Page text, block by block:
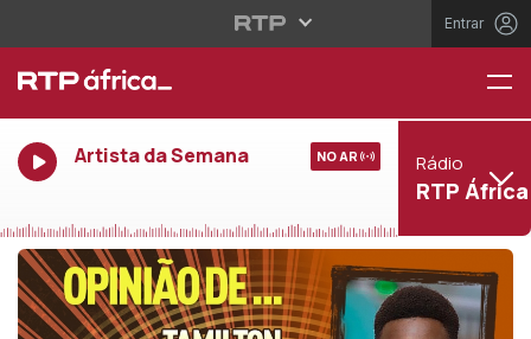
Entrar
Artista da Semana NO AR Rádio
RTP África